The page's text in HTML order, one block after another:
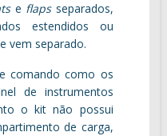
e flapsseparados,
estendidos ou
vem separado.
comando como os
de instrumentos
o kit não possui
de carga,